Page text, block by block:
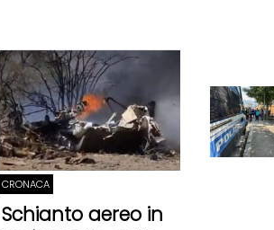
CRONACA
Schianto aereo in